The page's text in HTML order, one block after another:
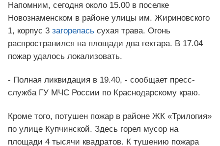
Напомним, сегодня около 15.00 в поселке
Новознаменском в районе улицы им. Жириновского
1, корпус 3 загорелась сухая трава. Огонь
распространился на площади два гектара. В 17.04
пожар удалось локализовать.
- Полная ликвидация в 19.40, - сообщает пресс-
служба ГУ МЧС России по Краснодарскому краю.
Кроме того, потушен пожар в районе ЖК «Трилогия»
по улице Купчинской. Здесь горел мусор на
площади 4 тысячи квадратов. К тушению пожара